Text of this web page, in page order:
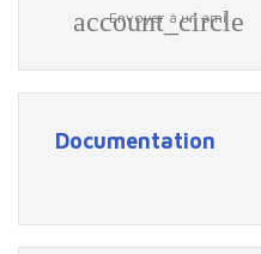
account_circle
Envoyer à un ami
Documentation